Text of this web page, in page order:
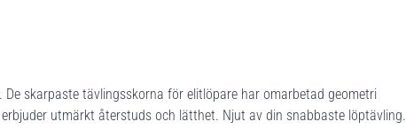
skarpaste tävlingsskorna för elitlöpare har omarbetad geometri
utmärkt återstuds och lätthet. Njut av din snabbaste löptävling.